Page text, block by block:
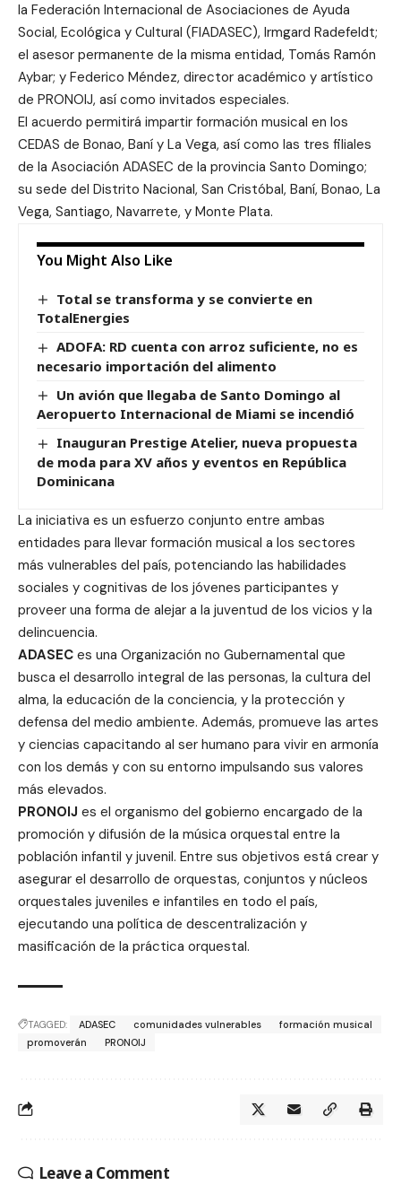
la Federación Internacional de Asociaciones de Ayuda
Social, Ecológica y Cultural (FIADASEC), Irmgard Radefeldt;
el asesor permanente de la misma entidad, Tomás Ramón
Aybar; y Federico Méndez, director académico y artístico
de PRONOIJ, así como invitados especiales.
El acuerdo permitirá impartir formación musical en los
CEDAS de Bonao, Baní y La Vega, así como las tres filiales
de la Asociación ADASEC de la provincia Santo Domingo;
su sede del Distrito Nacional, San Cristóbal, Baní, Bonao, La
Vega, Santiago, Navarrete, y Monte Plata.
You Might Also Like
Total se transforma y se convierte en
TotalEnergies
ADOFA: RD cuenta con arroz suficiente, no es
necesario importación del alimento
Un avión que llegaba de Santo Domingo al
Aeropuerto Internacional de Miami se incendió
Inauguran Prestige Atelier, nueva propuesta
de moda para XV años y eventos en República
Dominicana
La iniciativa es un esfuerzo conjunto entre ambas
entidades para llevar formación musical a los sectores
más vulnerables del país, potenciando las habilidades
sociales y cognitivas de los jóvenes participantes y
proveer una forma de alejar a la juventud de los vicios y la
delincuencia.
ADASEC es una Organización no Gubernamental que
busca el desarrollo integral de las personas, la cultura del
alma, la educación de la conciencia, y la protección y
defensa del medio ambiente. Además, promueve las artes
y ciencias capacitando al ser humano para vivir en armonía
con los demás y con su entorno impulsando sus valores
más elevados.
PRONOIJ es el organismo del gobierno encargado de la
promoción y difusión de la música orquestal entre la
población infantil y juvenil. Entre sus objetivos está crear y
asegurar el desarrollo de orquestas, conjuntos y núcleos
orquestales juveniles e infantiles en todo el país,
ejecutando una política de descentralización y
masificación de la práctica orquestal.
TAGGED: ADASEC comunidades vulnerables
formación musical
promoverán
PRONOIJ
Leave a Comment